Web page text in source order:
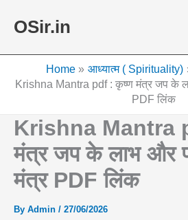
OSir.in
Home आध्यात्म ( Spirituality)
Krishna Mantra pdf : कृष्ण मंत्र जप के
PDF लिंक
Krishna Mantra
मंत्र जप के लाभ और
मंत्र PDF लिंक
By Admin / 27/06/2026